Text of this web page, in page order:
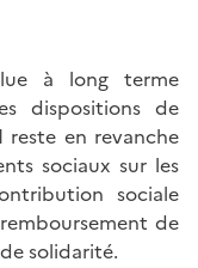
à long terme
dispositions de
reste en revanche
sociaux sur les
sociale
de
solidarité.